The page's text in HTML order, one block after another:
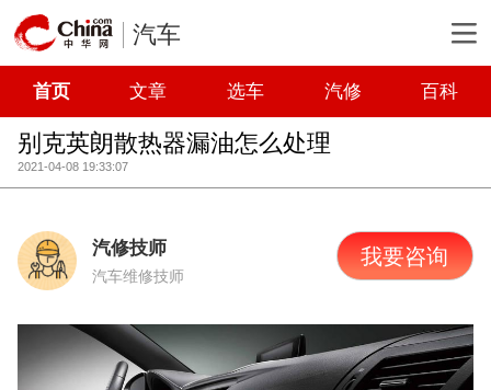
汽车
首页 文章 选车 汽修 百科
别克英朗散热器漏油怎么处理
2021-04-08 19:33:07
汽修技师
汽车维修技师
我要咨询